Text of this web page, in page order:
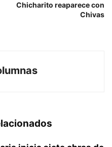
Chicharito reaparece con
Chivas